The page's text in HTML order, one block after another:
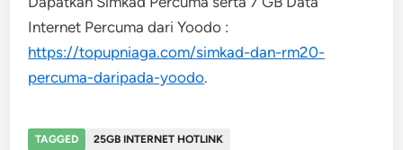
Internet Percuma dari Yoodo :
https://topupniaga.com/simkad-dan-rm20-
percuma-daripada-yoodo.
TAGGED 25GB INTERNET HOTLINK